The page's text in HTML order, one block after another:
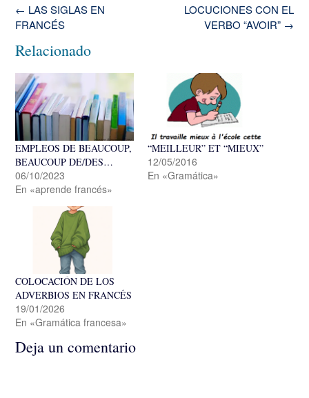
Navegación
de
entrada
LOCUCIONES CON EL
VERBO “AVOIR” →
← LAS SIGLAS EN
FRANCÉS
Relacionado
EMPLEOS DE BEAUCOUP,
BEAUCOUP DE/DES…
06/10/2023
En «aprende francés»
“MEILLEUR” ET “MIEUX”
12/05/2016
En «Gramática»
COLOCACIÓN DE LOS
ADVERBIOS EN FRANCÉS
19/01/2026
En «Gramática francesa»
Deja un comentario